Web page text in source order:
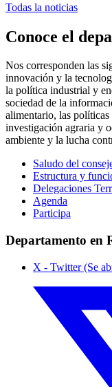
Todas la noticias
Conoce el
Nos corresponden las
innovación y la
la política industrial y
sociedad de la
alimentario, las
investigación agraria y
ambiente y la lucha
Saludo del
Estructura y
Delegaciones
Agenda
Participa
Departamento en
X - Twitter (Se